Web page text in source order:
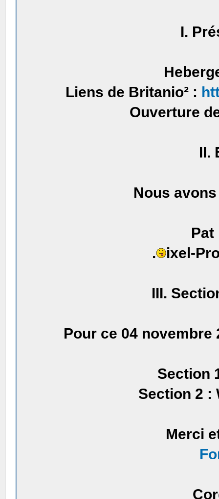
I.
Liens de Britanio² :
Ouverture
II.
Nous
Pat
.
ixel-
III.
Pour ce 04 novembre
Section
Section 2 :
Merci